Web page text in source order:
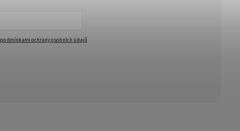
podmínkami ochrany osobních údajů